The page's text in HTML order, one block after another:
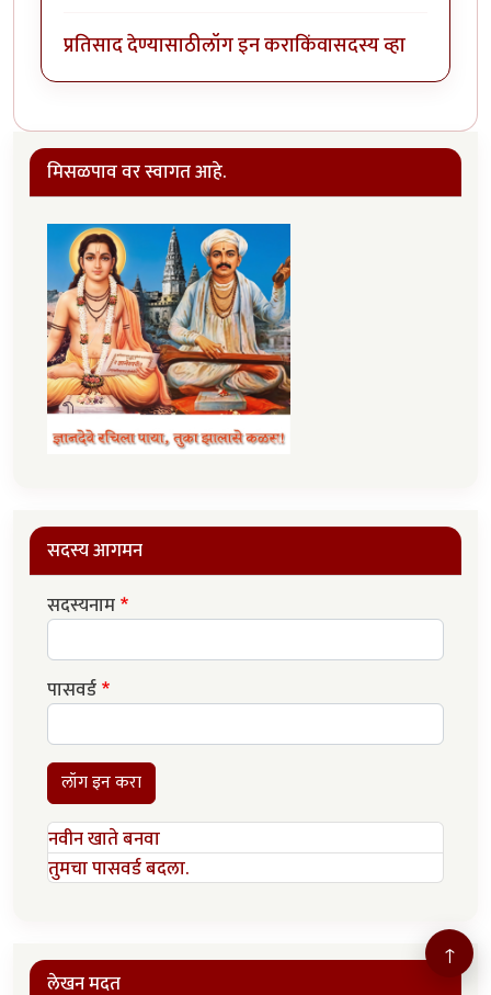
प्रतिसाद देण्यासाठीलॉग इन कराकिंवासदस्य व्हा
मिसळपाव वर स्वागत आहे.
सदस्य आगमन
सदस्यनाम
पासवर्ड
लॉग इन करा
नवीन खाते बनवा
तुमचा पासवर्ड बदला.
लेखन मदत
↑